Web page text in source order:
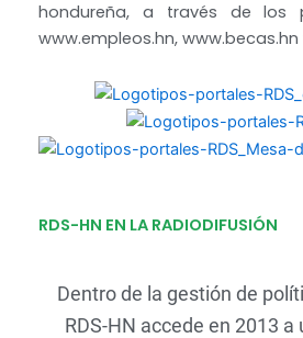
hondureña, a través de los
www.empleos.hn,
RDS-HN EN LA RADIODIFUSIÓN
Dentro de la gestión de
RDS-HN accede en 2013